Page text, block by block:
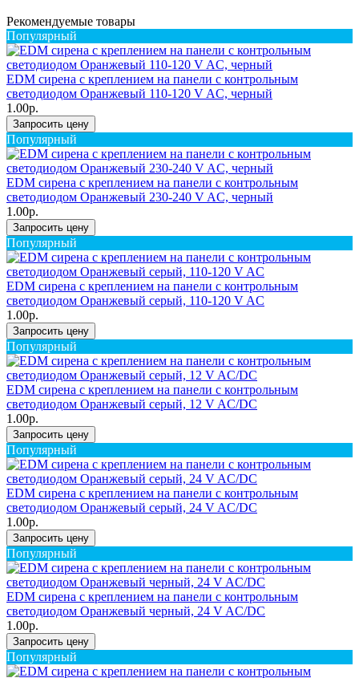
Рекомендуемые товары
Популярный
EDM сирена с креплением на панели с контрольным
светодиодом Оранжевый 110-120 V AC, черный
1.00р.
Запросить цену
Популярный
EDM сирена с креплением на панели с контрольным
светодиодом Оранжевый 230-240 V AC, черный
1.00р.
Запросить цену
Популярный
EDM сирена с креплением на панели с контрольным
светодиодом Оранжевый серый, 110-120 V AC
1.00р.
Запросить цену
Популярный
EDM сирена с креплением на панели с контрольным
светодиодом Оранжевый серый, 12 V AC/DC
1.00р.
Запросить цену
Популярный
EDM сирена с креплением на панели с контрольным
светодиодом Оранжевый серый, 24 V AC/DC
1.00р.
Запросить цену
Популярный
EDM сирена с креплением на панели с контрольным
светодиодом Оранжевый черный, 24 V AC/DC
1.00р.
Запросить цену
Популярный